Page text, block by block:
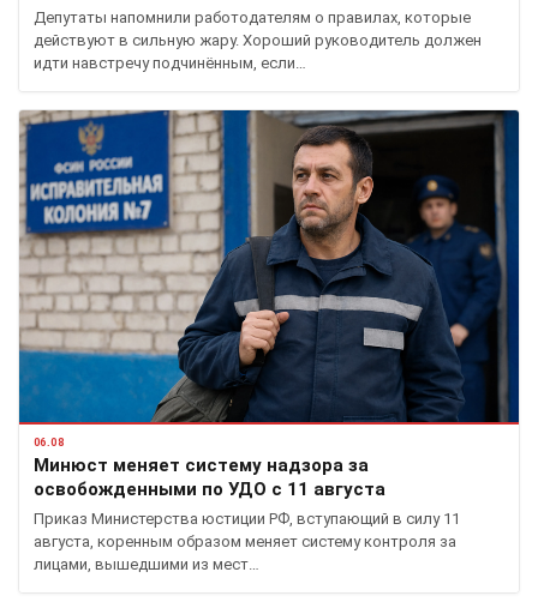
Депутаты напомнили работодателям о правилах, которые
действуют в сильную жару. Хороший руководитель должен
идти навстречу подчинённым, если…
06.08
Минюст меняет систему надзора за
освобожденными по УДО с 11 августа
Приказ Министерства юстиции РФ, вступающий в силу 11
августа, коренным образом меняет систему контроля за
лицами, вышедшими из мест…